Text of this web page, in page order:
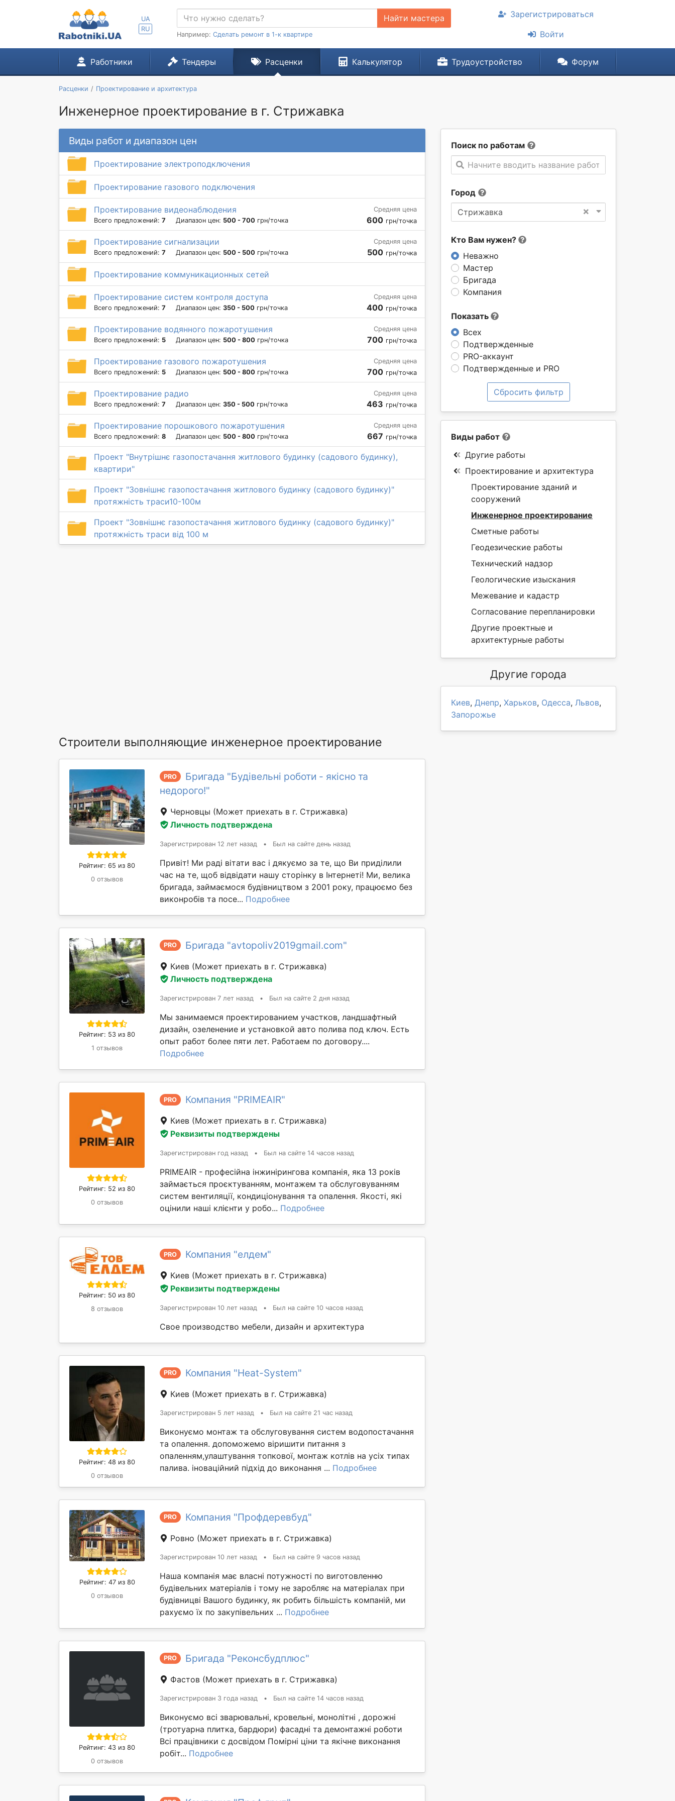
UA
RU
Найти мастера
Например: Сделать ремонт в 1-к квартире
Зарегистрироваться
Войти
Работники Тендеры Расценки Калькулятор Трудоустройство Форум
Расценки Проектирование и архитектура
Инженерное проектирование в г. Стрижавка
Поиск по работам
Начните вводить название работы
Город
×
Стрижавка
Кто Вам нужен?
Неважно
Мастер
Бригада
Компания
Показать
Всех
Подтвержденные
PRO-аккаунт
Подтвержденные и PRO
Сбросить фильтр
Виды работ и диапазон цен
Проектирование электроподключения
Проектирование газового подключения
Проектирование видеонаблюдения
Всего предложений: 7 Диапазон цен: 500 - 700 грн/точка
Средняя цена
600 грн/точка
Проектирование сигнализации
Всего предложений: 7 Диапазон цен: 500 - 500 грн/точка
Средняя цена
500 грн/точка
Проектирование коммуникационных сетей
Проектирование систем контроля доступа
Всего предложений: 7 Диапазон цен: 350 - 500 грн/точка
Средняя цена
400 грн/точка
Проектирование водянного пожаротушения
Всего предложений: 5 Диапазон цен: 500 - 800 грн/точка
Средняя цена
700 грн/точка
Проектирование газового пожаротушения
Всего предложений: 5 Диапазон цен: 500 - 800 грн/точка
Средняя цена
700 грн/точка
Проектирование радио
Всего предложений: 7 Диапазон цен: 350 - 500 грн/точка
Средняя цена
463 грн/точка
Проектирование порошкового пожаротушения
Всего предложений: 8 Диапазон цен: 500 - 800 грн/точка
Средняя цена
667 грн/точка
Проект "Внутрішнє газопостачання житлового будинку (садового будинку),
квартири"
Проект "Зовнішнє газопостачання житлового будинку (садового будинку)"
протяжність траси10-100м
Проект "Зовнішнє газопостачання житлового будинку (садового будинку)"
протяжність траси від 100 м
Строители выполняющие инженерное проектирование
Рейтинг: 65 из 80
0 отзывов
PRO
Бригада "Будівельні роботи - якісно та
недорого!"
Черновцы (Может приехать в г. Стрижавка)
Личность подтверждена
Зарегистрирован 12 лет назад • Был на сайте день назад
Привіт! Ми раді вітати вас і дякуємо за те, що Ви приділили
час на те, щоб відвідати нашу сторінку в Інтернеті! Ми, велика
бригада, займаємося будівництвом з 2001 року, працюємо без
виконробів та посе... Подробнее
Рейтинг: 53 из 80
1 отзывов
PRO Бригада "avtopoliv2019gmail.com"
Киев (Может приехать в г. Стрижавка)
Личность подтверждена
Зарегистрирован 7 лет назад • Был на сайте 2 дня назад
Мы занимаемся проектированием участков, ландшафтный
дизайн, озеленение и установкой авто полива под ключ. Есть
опыт работ более пяти лет. Работаем по договору....
Подробнее
Рейтинг: 52 из 80
0 отзывов
PRO Компания "PRIMEAIR"
Киев (Может приехать в г. Стрижавка)
Реквизиты подтверждены
Зарегистрирован год назад • Был на сайте 14 часов назад
PRIMEAIR - професійна інжинірингова компанія, яка 13 років
займається проєктуванням, монтажем та обслуговуванням
систем вентиляції, кондиціонування та опалення. Якості, які
оцінили наші клієнти у робо... Подробнее
Рейтинг: 50 из 80
8 отзывов
PRO Компания "елдем"
Киев (Может приехать в г. Стрижавка)
Реквизиты подтверждены
Зарегистрирован 10 лет назад • Был на сайте 10 часов назад
Свое производство мебели, дизайн и архитектура
Рейтинг: 48 из 80
0 отзывов
PRO Компания "Heat-System"
Киев (Может приехать в г. Стрижавка)
Зарегистрирован 5 лет назад • Был на сайте 21 час назад
Виконуємо монтаж та обслуговування систем водопостачання
та опалення. допоможемо віришити питання з
опаленням,улаштування топкової, монтаж котлів на усіх типах
палива. іноваційний підхід до виконання ... Подробнее
Рейтинг: 47 из 80
0 отзывов
PRO Компания "Профдеревбуд"
Ровно (Может приехать в г. Стрижавка)
Зарегистрирован 10 лет назад • Был на сайте 9 часов назад
Наша компанія має власні потужності по виготовленню
будівельних матеріалів і тому не заробляє на матеріалах при
будівницві Вашого будинку, як робить більшість компаній, ми
рахуємо їх по закупівельних ... Подробнее
Рейтинг: 43 из 80
0 отзывов
PRO Бригада "Реконсбудплюс"
Фастов (Может приехать в г. Стрижавка)
Зарегистрирован 3 года назад • Был на сайте 14 часов назад
Виконуємо всі зварювальні, кровельні, монолітні , дорожні
(тротуарна плитка, бардюри) фасадні та демонтажні роботи
Всі працівники с досвідом Помірні ціни та якічне виконання
робіт... Подробнее
Виды работ
Другие работы
Проектирование и архитектура
Проектирование зданий и
сооружений
Инженерное проектирование
Сметные работы
Геодезические работы
Технический надзор
Геологические изыскания
Межевание и кадастр
Согласование перепланировки
Другие проектные и
архитектурные работы
Другие города
Киев, Днепр, Харьков, Одесса, Львов,
Запорожье